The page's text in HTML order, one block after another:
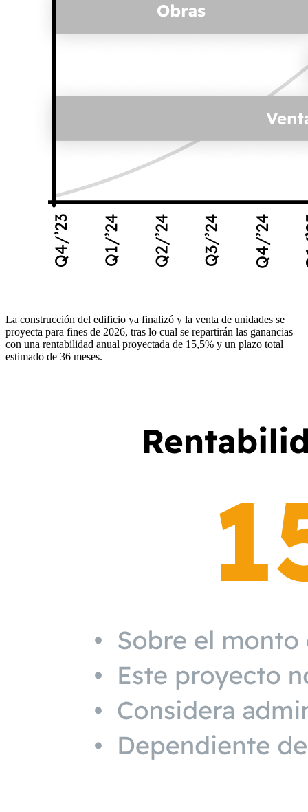
La construcción del edificio ya finalizó y la venta de unidades se
proyecta para fines de 2026, tras lo cual se repartirán las ganancias
con una rentabilidad anual proyectada de 15,5% y un plazo total
estimado de 36 meses.